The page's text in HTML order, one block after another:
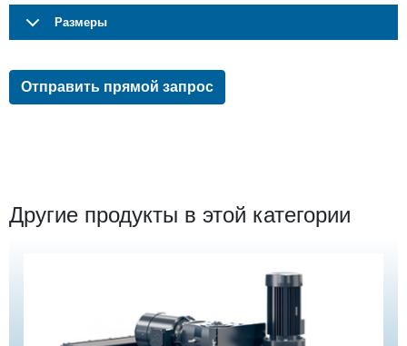
Размеры
Отправить прямой запрос
Другие продукты в этой категории